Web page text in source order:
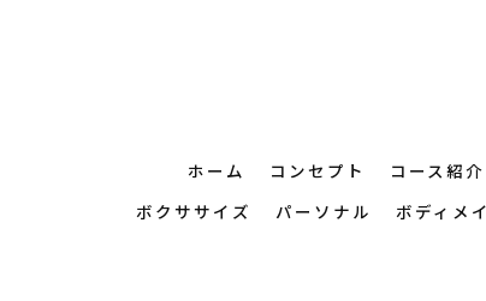
ホーム コンセプト コース紹介
ボクササイズ
パーソナル ボディメ